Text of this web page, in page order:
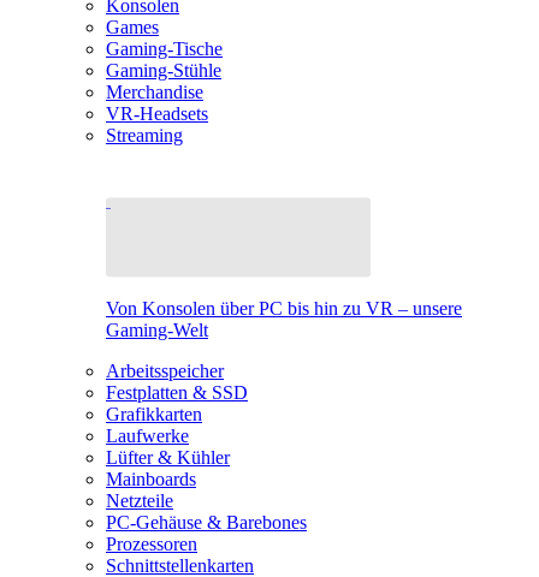
Konsolen
Games
Gaming-Tische
Gaming-Stühle
Merchandise
VR-Headsets
Streaming
Von Konsolen über PC bis hin zu VR – unsere
Gaming-Welt
Arbeitsspeicher
Festplatten & SSD
Grafikkarten
Laufwerke
Lüfter & Kühler
Mainboards
Netzteile
PC-Gehäuse & Barebones
Prozessoren
Schnittstellenkarten